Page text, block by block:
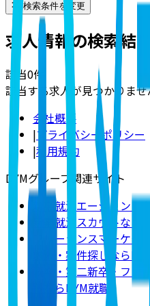
検索条件を変更
求人情報の検索結
該当0件
該当する求人が見つかりませ
会社概要
|プライバシーポリシー
|利用規約
DYMグループ関連サイト
新卒就活エージェン
新卒就活スカウトなら
フリーランスマーケ
求人・案件探しなら
既卒・第二新卒・フ
職ならDYM就職